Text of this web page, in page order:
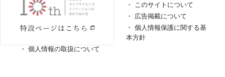
よくあるご質問
このサイトについて
ロゴガイドライン
広告掲載について
特定商取引法に基づく表
個人情報保護に関する基
本方針
個人情報の取扱について